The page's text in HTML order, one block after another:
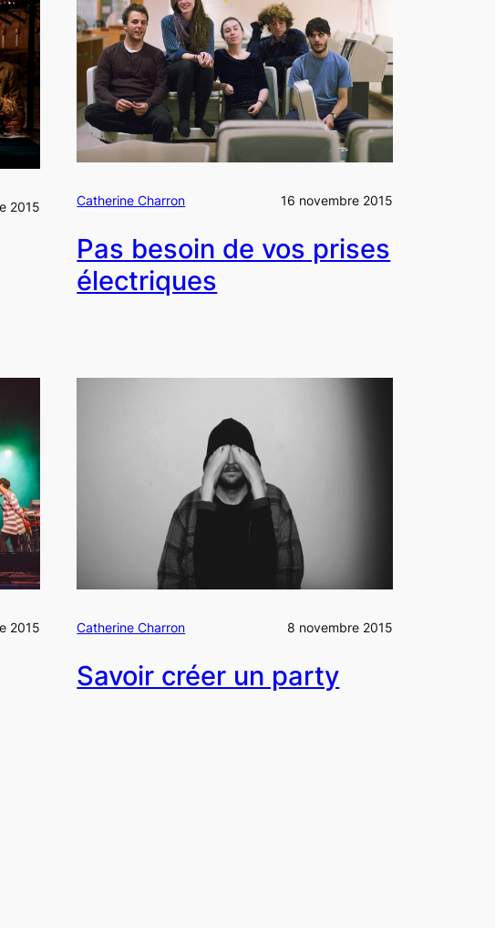
2015 Catherine Charron 16 novembre 2015
Pas besoin de vos prises
électriques
2015 Catherine Charron 8 novembre 2015
Savoir créer un party